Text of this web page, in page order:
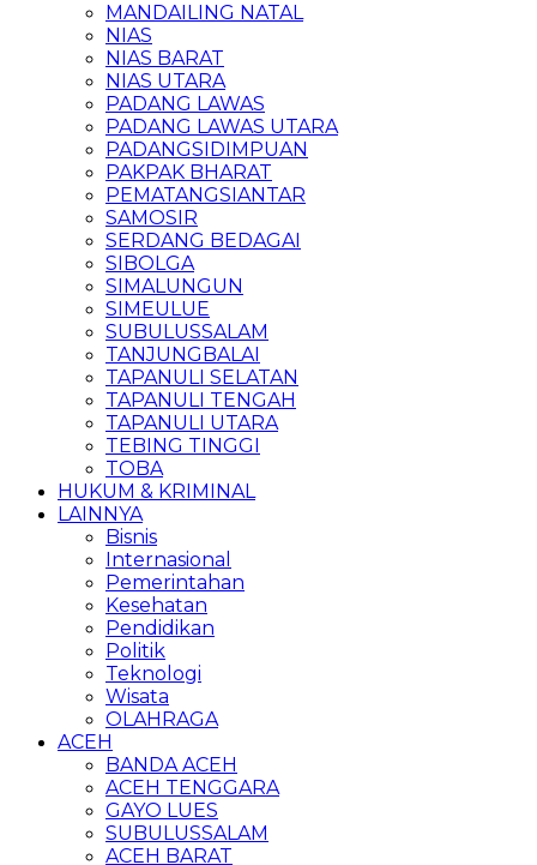
MANDAILING NATAL
NIAS
NIAS BARAT
NIAS UTARA
PADANG LAWAS
PADANG LAWAS UTARA
PADANGSIDIMPUAN
PAKPAK BHARAT
PEMATANGSIANTAR
SAMOSIR
SERDANG BEDAGAI
SIBOLGA
SIMALUNGUN
SIMEULUE
SUBULUSSALAM
TANJUNGBALAI
TAPANULI SELATAN
TAPANULI TENGAH
TAPANULI UTARA
TEBING TINGGI
TOBA
HUKUM & KRIMINAL
LAINNYA
Bisnis
Internasional
Pemerintahan
Kesehatan
Pendidikan
Politik
Teknologi
Wisata
OLAHRAGA
ACEH
BANDA ACEH
ACEH TENGGARA
GAYO LUES
SUBULUSSALAM
ACEH BARAT